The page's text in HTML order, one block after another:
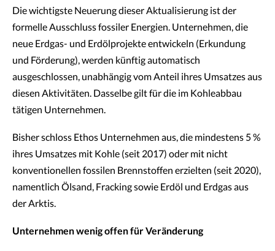
Die wichtigste Neuerung dieser Aktualisierung ist der
formelle Ausschluss fossiler Energien. Unternehmen, die
neue Erdgas- und Erdölprojekte entwickeln (Erkundung
und Förderung), werden künftig automatisch
ausgeschlossen, unabhängig vom Anteil ihres Umsatzes aus
diesen Aktivitäten. Dasselbe gilt für die im Kohleabbau
tätigen Unternehmen.
Bisher schloss Ethos Unternehmen aus, die mindestens 5 %
ihres Umsatzes mit Kohle (seit 2017) oder mit nicht
konventionellen fossilen Brennstoffen erzielten (seit 2020),
namentlich Ölsand, Fracking sowie Erdöl und Erdgas aus
der Arktis.
Unternehmen wenig offen für Veränderung